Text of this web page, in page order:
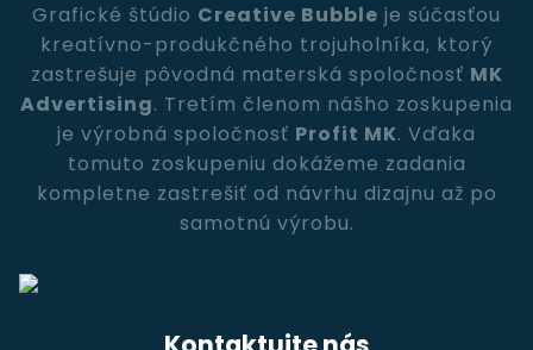
Grafické štúdio Creative Bubble je súčasťou
kreatívno-produkčného trojuholníka, ktorý
zastrešuje pôvodná materská spoločnosť MK
Advertising. Tretím členom nášho zoskupenia
je výrobná spoločnosť Profit MK. Vďaka
tomuto zoskupeniu dokážeme zadania
kompletne zastrešiť od návrhu dizajnu až po
samotnú výrobu.